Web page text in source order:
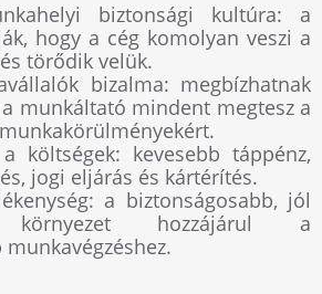
biztonsági kultúra: a
hogy a cég komolyan veszi a
törődik velük.
bizalma: megbízhatnak
munkáltató mindent megtesz a
a költségek: kevesebb táppénz,
jogi eljárás és kártérítés.
a biztonságosabb, jól
környezet hozzájárul a